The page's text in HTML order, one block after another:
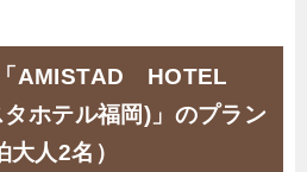
「AMISTAD HOTEL
ホテル福岡)」のプラン
大人2名）